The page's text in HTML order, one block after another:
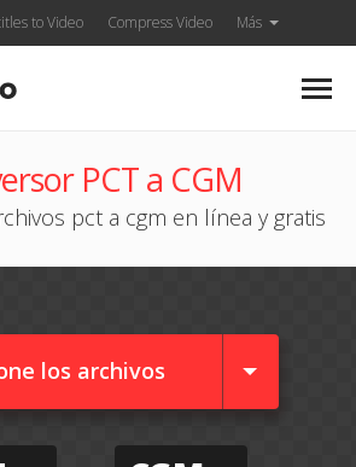
to Video Compress Video Más
PCT a CGM
pct a cgm en línea y gratis
los archivos